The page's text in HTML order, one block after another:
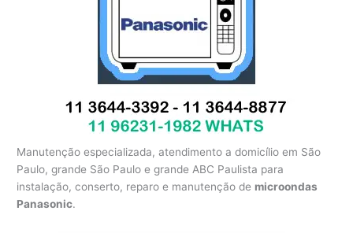
Manutenção especializada, atendimento a domicílio em São
Paulo, grande São Paulo e grande ABC Paulista para
instalação, conserto, reparo e manutenção de microondas
Panasonic.